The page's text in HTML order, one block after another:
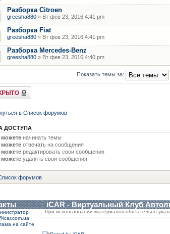
Разборка Citroen
greesha880 » Вт фев 23, 2016 4:41 pm
Разборка Fiat
greesha880 » Вт фев 23, 2016 4:41 pm
Разборка Mercedes-Benz
greesha880 » Вт фев 23, 2016 4:40 pm
Показать темы за:
в Список форумов
ДОСТУПА
можете начинать темы
можете отвечать на сообщения
можете редактировать свои сообщения
можете удалять свои сообщения
форумов
iCAR - Виртуальный Клуб
на сайте
При использовании материалов обязательно